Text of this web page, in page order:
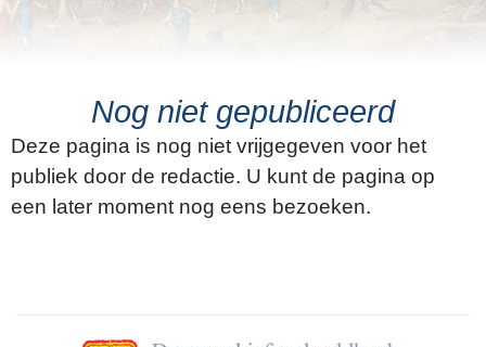
Nog niet gepubliceerd
Deze pagina is nog niet vrijgegeven voor het
publiek door de redactie. U kunt de pagina op
een later moment nog eens bezoeken.